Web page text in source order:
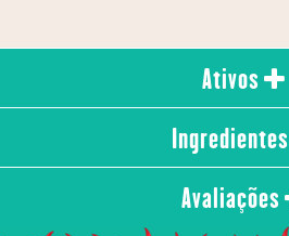
Ativos
Ingredientes
Avaliações